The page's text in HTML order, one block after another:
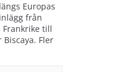
Europas
från
Frankrike till
Fler